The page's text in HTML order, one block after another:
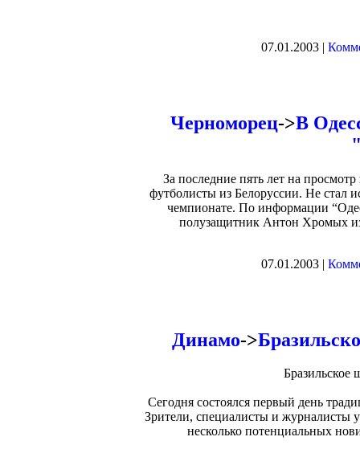
07.01.2003 |
Черноморец->В
За последние пять лет на
футболисты из Белоруссии. Не стал
чемпионате. По информации
полузащитник Антон Хромых
07.01.2003 |
Динамо->
Бразильское
Сегодня состоялся первый день
Зрители, специалисты и журналисты
несколько потенциальных